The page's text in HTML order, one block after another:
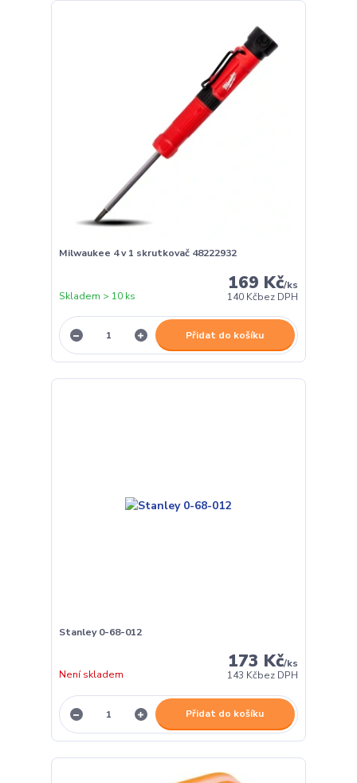
Milwaukee 4 v 1 skrutkovač 48222932
169 Kč/ks
140 Kčbez DPH
Skladem > 10 ks
Přidat do košíku
Stanley 0-68-012
173 Kč/ks
143 Kčbez DPH
Není skladem
Přidat do košíku